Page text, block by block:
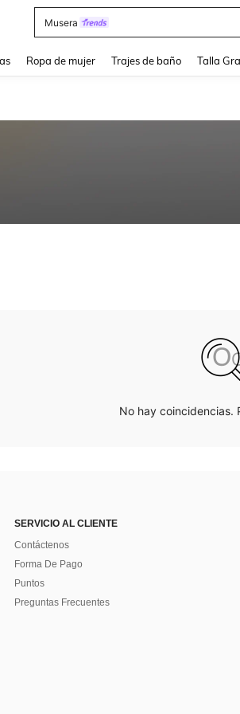
Musera
Ropa de mujer Trajes de baño Talla
No hay coincidencias.
SERVICIO AL CLIENTE
Contáctenos
Forma De Pago
Puntos
Preguntas Frecuentes